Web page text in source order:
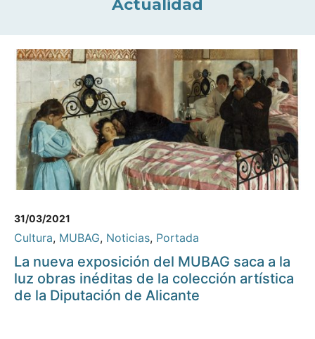
Actualidad
31/03/2021
Cultura, MUBAG, Noticias, Portada
La nueva exposición del MUBAG saca a la
luz obras inéditas de la colección artística
de la Diputación de Alicante